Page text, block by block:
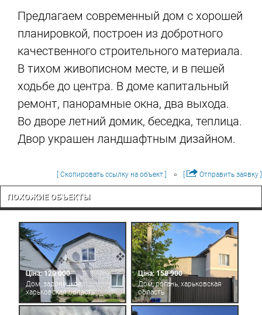
Предлагаем современный дом с хорошей
планировкой, построен из добротного
качественного строительного материала.
В тихом живописном месте, и в пешей
ходьбе до центра. В доме капитальный
ремонт, панорамные окна, два выхода.
Во дворе летний домик, беседка, теплица.
Двор украшен ландшафтным дизайном.
[ Скопировать ссылку на объект ] Отправить заявку ]
ПОХОЖИЕ ОБЪЕКТЫ
Ціна: 120 000
Дом, задонецкое,
харьковская область
Ціна: 158 900
Дом, рогань, харьковская
область